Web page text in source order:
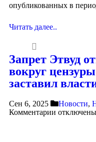
опубликованных в
Читать далее..
Запрет Этвуд
вокруг
заставил
Сен 6, 2025 Новости,
Комментарии отключены